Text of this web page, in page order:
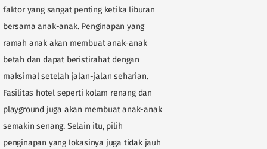
faktor yang sangat penting ketika liburan
bersama anak-anak. Penginapan yang
ramah anak akan membuat anak-anak
betah dan dapat beristirahat dengan
maksimal setelah jalan-jalan seharian.
Fasilitas hotel seperti kolam renang dan
playground juga akan membuat anak-anak
semakin senang. Selain itu, pilih
penginapan yang lokasinya juga tidak jauh